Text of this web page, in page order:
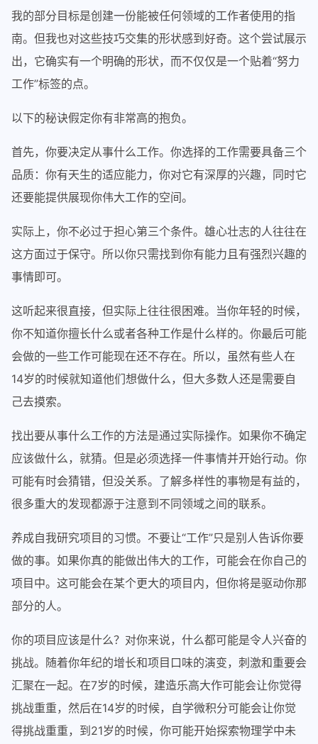
我的部分目标是创建一份能被任何领域的工作者使用的指
南。但我也对这些技巧交集的形状感到好奇。这个尝试展示
出，它确实有一个明确的形状，而不仅仅是一个贴着“努力
工作”标签的点。
以下的秘诀假定你有非常高的抱负。
首先，你要决定从事什么工作。你选择的工作需要具备三个
品质：你有天生的适应能力，你对它有深厚的兴趣，同时它
还要能提供展现你伟大工作的空间。
实际上，你不必过于担心第三个条件。雄心壮志的人往往在
这方面过于保守。所以你只需找到你有能力且有强烈兴趣的
事情即可。
这听起来很直接，但实际上往往很困难。当你年轻的时候，
你不知道你擅长什么或者各种工作是什么样的。你最后可能
会做的一些工作可能现在还不存在。所以，虽然有些人在
14岁的时候就知道他们想做什么，但大多数人还是需要自
己去摸索。
找出要从事什么工作的方法是通过实际操作。如果你不确定
应该做什么，就猜。但是必须选择一件事情并开始行动。你
可能有时会猜错，但没关系。了解多样性的事物是有益的，
很多重大的发现都源于注意到不同领域之间的联系。
养成自我研究项目的习惯。不要让“工作”只是别人告诉你要
做的事。如果你真的能做出伟大的工作，可能会在你自己的
项目中。这可能会在某个更大的项目内，但你将是驱动你那
部分的人。
你的项目应该是什么？对你来说，什么都可能是令人兴奋的
挑战。随着你年纪的增长和项目口味的演变，刺激和重要会
汇聚在一起。在7岁的时候，建造乐高大作可能会让你觉得
挑战重重，然后在14岁的时候，自学微积分可能会让你觉
得挑战重重，到21岁的时候，你可能开始探索物理学中未